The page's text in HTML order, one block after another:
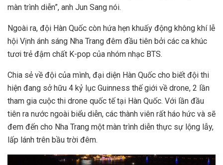
màn trình diễn”, anh Jun Sang nói.
Ngoài ra, đội Hàn Quốc còn hứa hẹn khuấy động không khí lễ
hội Vịnh ánh sáng Nha Trang đêm đầu tiên bởi các ca khúc
tươi trẻ đậm chất K-pop của nhóm nhạc BTS.
Chia sẻ về đội của mình, đại diện Hàn Quốc cho biết đội thi
hiện đang sở hữu 4 kỷ lục Guinness thế giới về drone, 2 lần
tham gia cuộc thi drone quốc tế tại Hàn Quốc. Với lần đầu
tiên ra nước ngoài biểu diễn, các thành viên rất háo hức và sẽ
đem đến cho Nha Trang một màn trình diễn thực sự lộng lẫy,
lấp lánh trên bầu trời đêm.